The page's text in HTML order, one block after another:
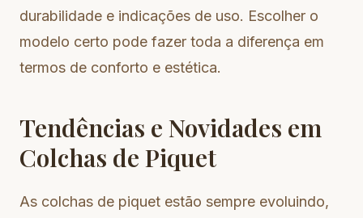
durabilidade e indicações de uso. Escolher o
modelo certo pode fazer toda a diferença em
termos de conforto e estética.
Tendências e Novidades em
Colchas de Piquet
As colchas de piquet estão sempre evoluindo,